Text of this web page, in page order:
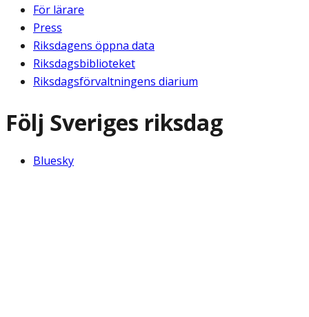
För lärare
Press
Riksdagens öppna data
Riksdagsbiblioteket
Riksdagsförvaltningens diarium
Följ Sveriges riksdag
Bluesky